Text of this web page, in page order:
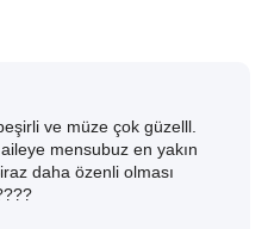
ve müze çok güzelll.
mensubuz en yakın
daha özenli olması